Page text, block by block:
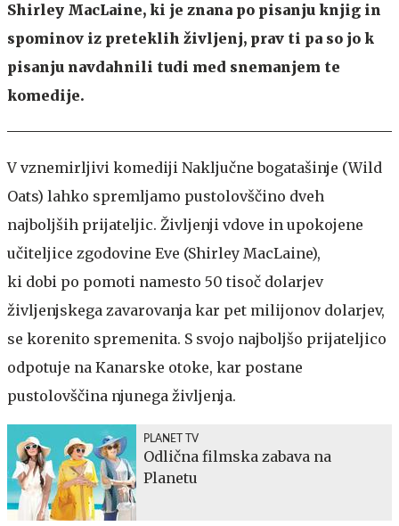
Shirley MacLaine, ki je znana po pisanju knjig in
spominov iz preteklih življenj, prav ti pa so jo k
pisanju navdahnili tudi med snemanjem te
komedije.
V vznemirljivi komediji Naključne bogatašinje (Wild
Oats) lahko spremljamo pustolovščino dveh
najboljših prijateljic. Življenji vdove in upokojene
učiteljice zgodovine Eve (Shirley MacLaine),
ki dobi po pomoti namesto 50 tisoč dolarjev
življenjskega zavarovanja kar pet milijonov dolarjev,
se korenito spremenita. S svojo najboljšo prijateljico
odpotuje na Kanarske otoke, kar postane
pustolovščina njunega življenja.
PLANET TV
Odlična filmska zabava na
Planetu